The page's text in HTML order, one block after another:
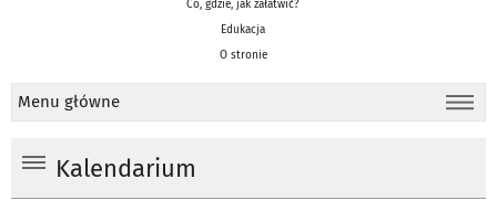
Co, gdzie, jak załatwić?
Edukacja
O stronie
Menu główne
Kalendarium